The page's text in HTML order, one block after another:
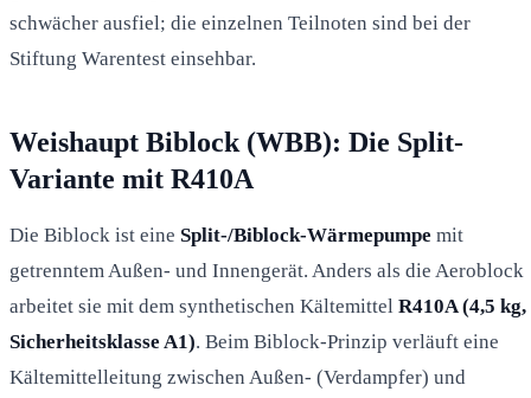
schwächer ausfiel; die einzelnen Teilnoten sind bei der
Stiftung Warentest einsehbar.
Weishaupt Biblock (WBB): Die Split-
Variante mit R410A
Die Biblock ist eine Split-/Biblock-Wärmepumpe mit
getrenntem Außen- und Innengerät. Anders als die Aeroblock
arbeitet sie mit dem synthetischen Kältemittel R410A (4,5 kg,
Sicherheitsklasse A1). Beim Biblock-Prinzip verläuft eine
Kältemittelleitung zwischen Außen- (Verdampfer) und